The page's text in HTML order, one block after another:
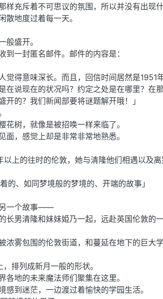
样充斥着不可思议的氛围，所以并没有出现
地度过着每一天。
般盛开。
一封匿名邮件。邮件的内容是：
觉得意味深长。而且，回信时间居然是1951
在说现在的状况吗？约定之处是在哪里？在
的？我们新闻部要将谜题解开哦！」
树，就像是被招唤一样来临了。
，感觉上却是非常非常地熟悉。
上的往时的伦敦，她与清隆他们相遇以及
的、如同梦境般的梦境的、开端的故事」
另一个故事——
长男清隆和妹妹姫乃一起，远赴英国伦敦的
浓雾包围的伦敦街道，和蔓延在地下的巨大
排列成新月一般的形状。
地的未来魔法师们聚集在这里。
到迷茫，一边渡过着愉快的学园生活。